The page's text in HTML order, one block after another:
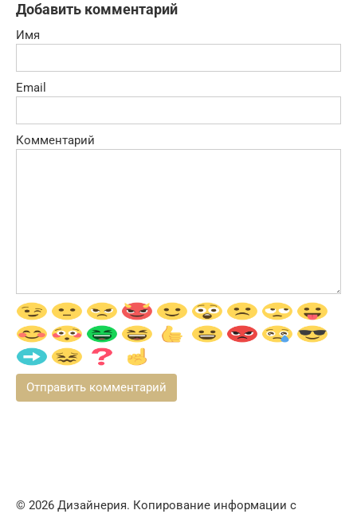
Добавить комментарий
Имя
Email
Комментарий
© 2026 Дизайнерия. Копирование информации с